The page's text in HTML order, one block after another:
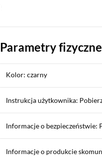
Parametry fizyczne
Kolor: czarny
Instrukcja użytkownika:
Informacje o bezpieczeństwie:
Informacje o produkcie